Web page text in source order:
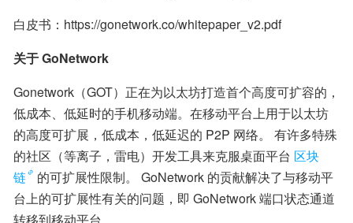
白皮书：https://gonetwork.co/whitepaper_v2.pdf
关于 GoNetwork
Gonetwork（GOT）正在为以太坊打造首个高度可扩容的，
低成本、低延时的手机移动端。在移动平台上用于以太坊
的高度可扩展，低成本，低延迟的 P2P 网络。 有许多特殊
的社区（等离子，雷电）开发工具来克服桌面平台 区块
链
的可扩展性限制。 GoNetwork 的贡献解决了与移动平
台上的可扩展性有关的问题，即 GoNetwork 端口状态通道